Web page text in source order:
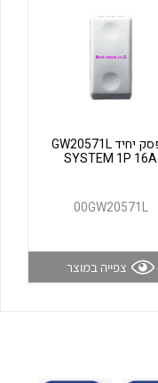
לכל מוצרי היצרן
מפסק יחיד GW20571L
SYSTEM 1P 16A
00GW20571L
צפייה במוצר